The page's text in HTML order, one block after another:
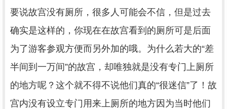
要说故宫没有厕所，很多人可能会不信，但是过去
确实是这样的，你现在在故宫看到的厕所可是后面
为了游客参观方便而另外加的哦。为什么若大的“差
半间到一万间”的故宫，却唯独就是没有专门上厕所
的地方呢？这个就不得不说他们真的“很迷信”了！故
宫内没有设立专门用来上厕所的地方因为当时他们